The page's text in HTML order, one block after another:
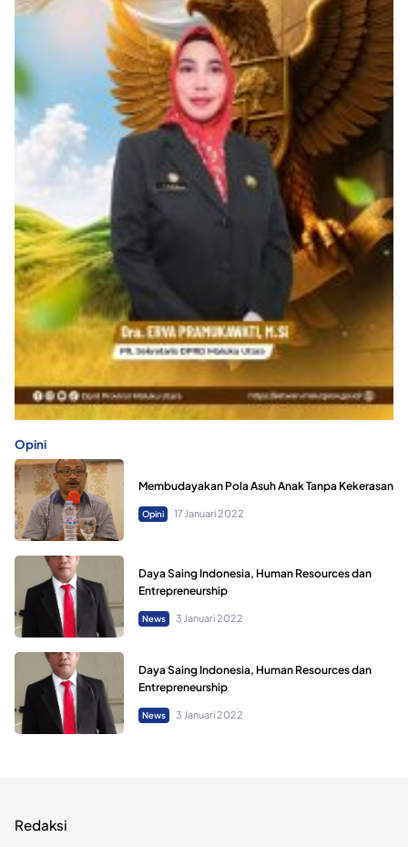
Opini
Membudayakan Pola Asuh Anak Tanpa Kekerasan
Opini 17 Januari 2022
Daya Saing Indonesia, Human Resources dan
Entrepreneurship
News 3 Januari 2022
Daya Saing Indonesia, Human Resources dan
Entrepreneurship
News 3 Januari 2022
Redaksi